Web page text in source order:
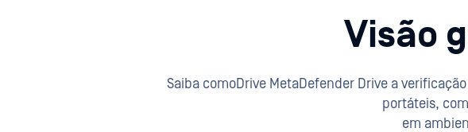
Visão
Saiba comoDrive MetaDefender Drive a
portáteis,
em